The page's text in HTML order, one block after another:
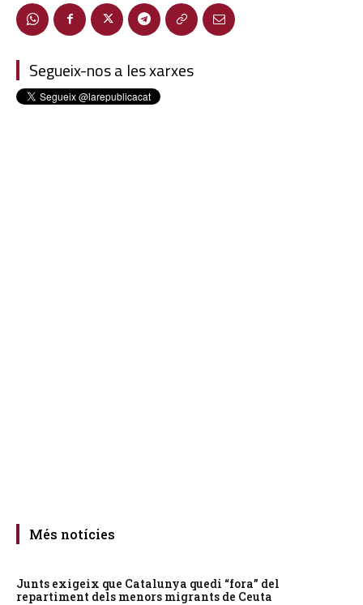
Segueix-nos a les xarxes
Més notícies
Junts exigeix que Catalunya quedi “fora” del
repartiment dels menors migrants de Ceuta